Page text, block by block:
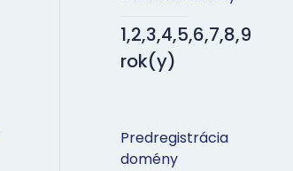
1,2,3,4,5,6,7,8,9
rok(y)
Predregistrácia
domény